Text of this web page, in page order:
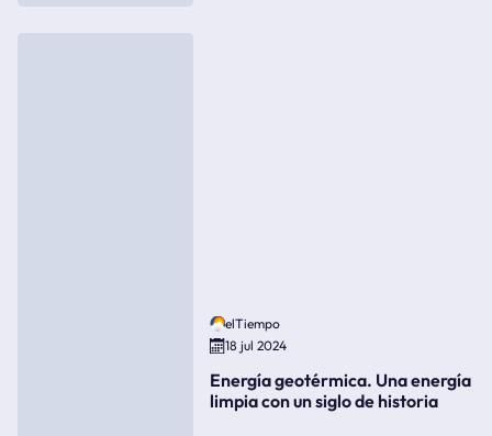
elTiempo
18 jul 2024
Energía geotérmica. Una energía
limpia con un siglo de historia